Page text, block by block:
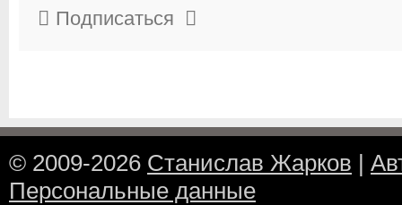
Подписаться
© 2009-2026 Станислав Жарков |
Персональные данные